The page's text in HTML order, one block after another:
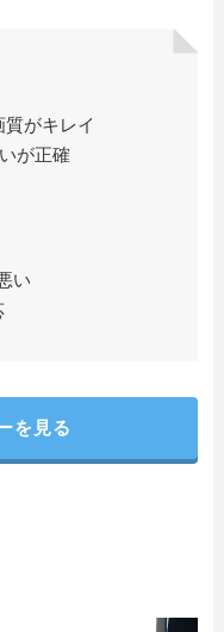
がキレイ
が正確
い
を見る